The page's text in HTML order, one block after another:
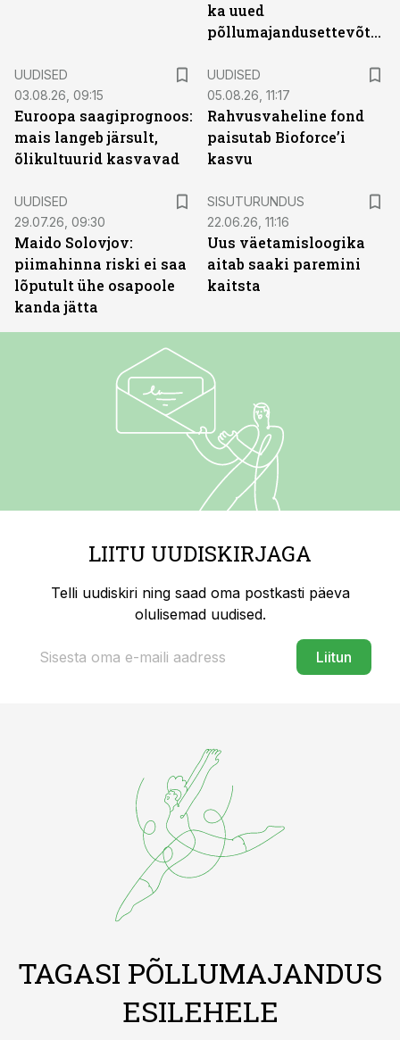
ka uued
põllumajandusettevõtted
UUDISED
03.08.26, 09:15
Euroopa saagiprognoos:
mais langeb järsult,
õlikultuurid kasvavad
UUDISED
05.08.26, 11:17
Rahvusvaheline fond
paisutab Bioforce’i
kasvu
UUDISED
29.07.26, 09:30
Maido Solovjov:
piimahinna riski ei saa
lõputult ühe osapoole
kanda jätta
SISUTURUNDUS
22.06.26, 11:16
Uus väetamisloogika
aitab saaki paremini
kaitsta
LIITU UUDISKIRJAGA
Telli uudiskiri ning saad oma postkasti päeva
olulisemad uudised.
Liitun
TAGASI PÕLLUMAJANDUS
ESILEHELE